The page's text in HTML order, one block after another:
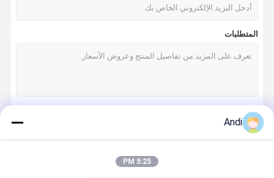
المتطلبات
Andi
5:25 PM